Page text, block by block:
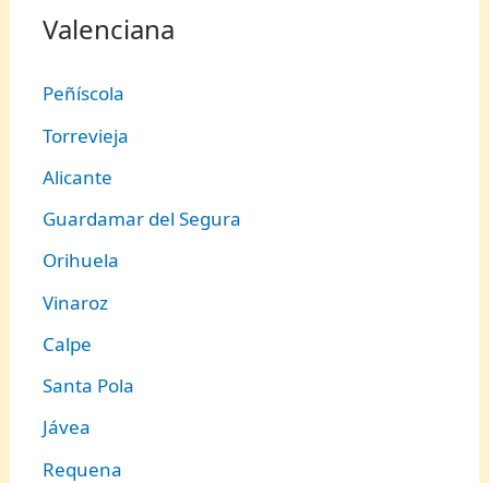
Valenciana
Peñíscola
Torrevieja
Alicante
Guardamar del Segura
Orihuela
Vinaroz
Calpe
Santa Pola
Jávea
Requena